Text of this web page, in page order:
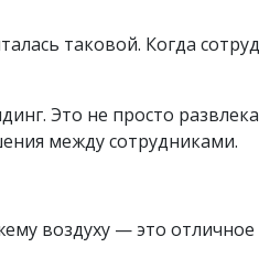
таковой. Когда
Это не просто
между сотрудниками.
воздуху — это